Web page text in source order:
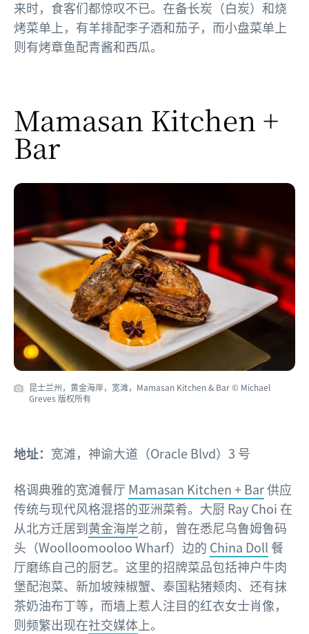
来时，食客们都惊叹不已。在备长炭（白炭）和烧
烤菜单上，有羊排配李子酒和茄子，而小盘菜单上
则有烤章鱼配青酱和西瓜。
Mamasan Kitchen +
Bar
昆士兰州，黄金海岸，宽滩，Mamasan Kitchen & Bar © Michael
Greves 版权所有
地址： 宽滩，神谕大道（Oracle Blvd）3 号
格调典雅的宽滩餐厅 Mamasan Kitchen + Bar供应
传统与现代风格混搭的亚洲菜肴。大厨 Ray Choi 在
从北方迁居到黄金海岸之前，曾在悉尼乌鲁姆鲁码
头（Woolloomooloo Wharf）边的 China Doll 餐
厅磨练自己的厨艺。这里的招牌菜品包括神户牛肉
堡配泡菜、新加坡辣椒蟹、泰国粘猪颊肉、还有抹
茶奶油布丁等，而墙上惹人注目的红衣女士肖像，
则频繁出现在社交媒体 上。